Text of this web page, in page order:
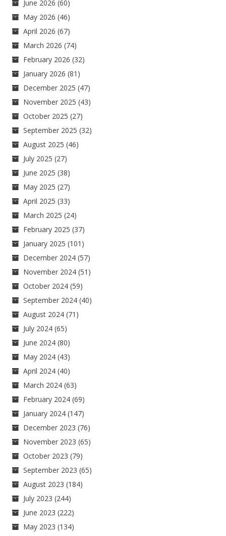
June 2026 (60)
May 2026 (46)
April 2026 (67)
March 2026 (74)
February 2026 (32)
January 2026 (81)
December 2025 (47)
November 2025 (43)
October 2025 (27)
September 2025 (32)
August 2025 (46)
July 2025 (27)
June 2025 (38)
May 2025 (27)
April 2025 (33)
March 2025 (24)
February 2025 (37)
January 2025 (101)
December 2024 (57)
November 2024 (51)
October 2024 (59)
September 2024 (40)
August 2024 (71)
July 2024 (65)
June 2024 (80)
May 2024 (43)
April 2024 (40)
March 2024 (63)
February 2024 (69)
January 2024 (147)
December 2023 (76)
November 2023 (65)
October 2023 (79)
September 2023 (65)
August 2023 (184)
July 2023 (244)
June 2023 (222)
May 2023 (134)